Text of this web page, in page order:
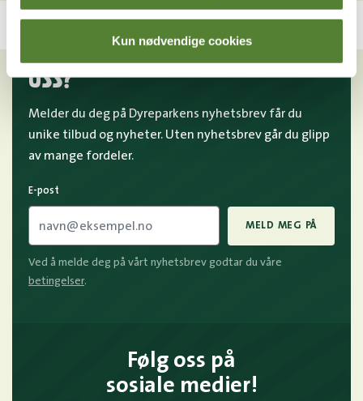
Kun nødvendige cookies
VIL DU HA NYHETSBREV FRA
OSS?
Melder du deg på Dyreparkens nyhetsbrev får du
unike tilbud og nyheter. Uten nyhetsbrev går du glipp
av mange fordeler.
E-post
MELD MEG PÅ
Ved å melde deg på vårt nyhetsbrev godtar du våre
betingelser.
Følg oss på
sosiale medier!